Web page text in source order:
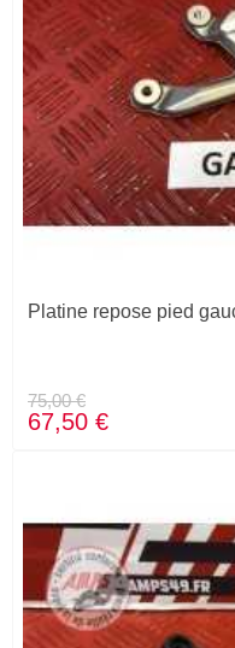
Platine repose pied
75,00 €
67,50 €